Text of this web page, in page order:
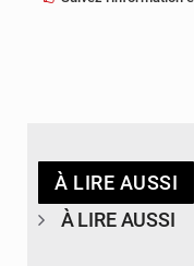
À LIRE AUSSI
À LIRE AUSSI